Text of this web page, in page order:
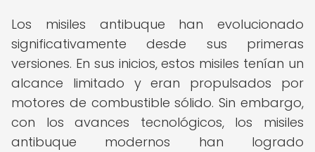
Los misiles antibuque han evolucionado
significativamente desde sus primeras
versiones. En sus inicios, estos misiles tenían un
alcance limitado y eran propulsados por
motores de combustible sólido. Sin embargo,
con los avances tecnológicos, los misiles
antibuque modernos han logrado